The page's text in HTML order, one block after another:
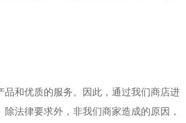
和优质的服务。因此，通过我们商店进
法律要求外，非我们商家造成的原因，